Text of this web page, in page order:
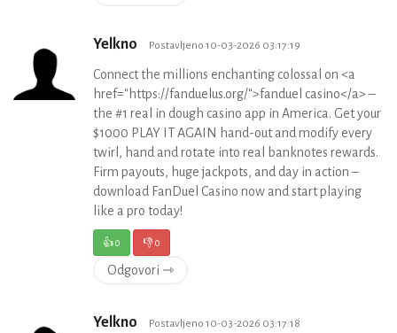
Yelkno Postavljeno 10-03-2026 03:17:19
Connect the millions enchanting colossal on <a
href="https://fanduelus.org/">fanduel casino</a> –
the #1 real in dough casino app in America. Get your
$1000 PLAY IT AGAIN hand-out and modify every
twirl, hand and rotate into real banknotes rewards.
Firm payouts, huge jackpots, and day in action –
download FanDuel Casino now and start playing
like a pro today!
👍0 👎0
Odgovori ⇾
Yelkno Postavljeno 10-03-2026 03:17:18